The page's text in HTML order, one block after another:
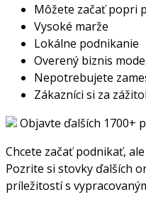
Môžete začať popri
Vysoké marže
Lokálne podnikanie
Overený biznis
Nepotrebujete
Zákazníci si za
Objavte ďalších 1700+
Chcete začať podnikať,
Pozrite si stovky ďalších
príležitostí s